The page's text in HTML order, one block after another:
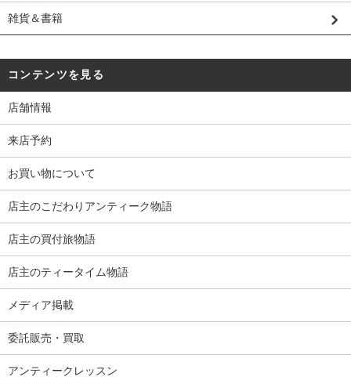
雑貨＆書籍
コンテンツを見る
店舗情報
来店予約
お買い物について
店主のこだわりアンティーク物語
店主の買付旅物語
店主のティータイム物語
メディア掲載
委託販売・買取
アンティークレッスン